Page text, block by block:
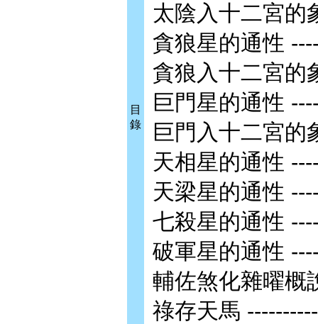
目
錄
太陰入十二宮的
貪狼星的通性
貪狼入十二宮的
巨門星的通性
巨門入十二宮的
天相星的通性
天梁星的通性
七殺星的通性
破軍星的通性
輔佐煞化雜曜概
祿存天馬